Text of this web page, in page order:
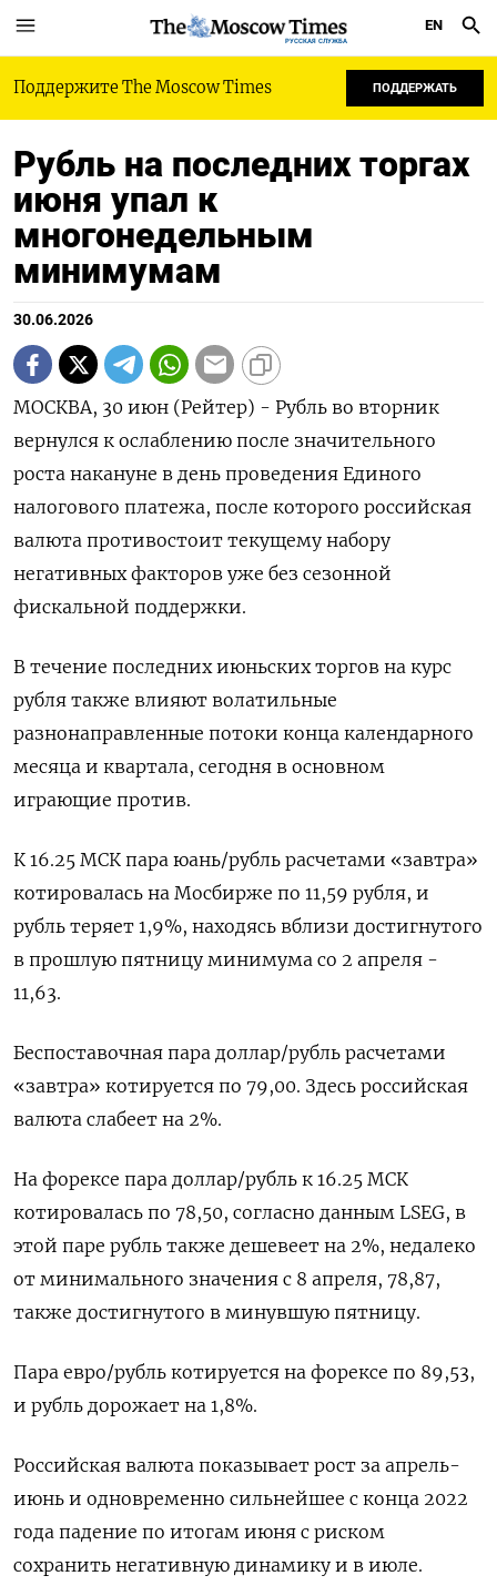
РУССКАЯ СЛУЖБА
EN
Поддержите The Moscow Times ПОДДЕРЖАТЬ
Рубль на последних торгах
июня упал к
многонедельным
минимумам
30.06.2026
МОСКВА, 30 июн (Рейтер) - Рубль во вторник
вернулся к ослаблению после значительного
роста накануне в день проведения Единого
налогового платежа, после которого российская
валюта противостоит текущему набору
негативных факторов уже без сезонной
фискальной поддержки.
В течение последних июньских торгов на курс
рубля также влияют волатильные
разнонаправленные потоки конца календарного
месяца и ‌квартала, сегодня в основном
играющие против.
К 16.25 МСК пара юань/рубль расчетами «завтра»
котировалась на Мосбирже по 11,59 рубля, и
рубль теряет 1,9%, находясь вблизи достигнутого
в прошлую пятницу минимума со 2 апреля -
11,63.
Беспоставочная пара доллар/рубль расчетами
«завтра» котируется по 79,00. Здесь российская
валюта слабеет на 2%.
На ​форексе пара доллар/рубль к 16.25 МСК
котировалась по ​78,50, согласно данным LSEG, в
этой паре ​рубль также ⁠дешевеет на 2%, недалеко
от минимального значения с 8 апреля, 78,87,
также достигнутого в минувшую пятницу.
Пара евро/рубль ‌котируется на форексе по 89,53,
и рубль дорожает на 1,8%.
Российская ‌валюта показывает рост за апрель-
июнь и одновременно сильнейшее с конца 2022
года падение по итогам июня с риском
сохранить негативную динамику и ​в июле.